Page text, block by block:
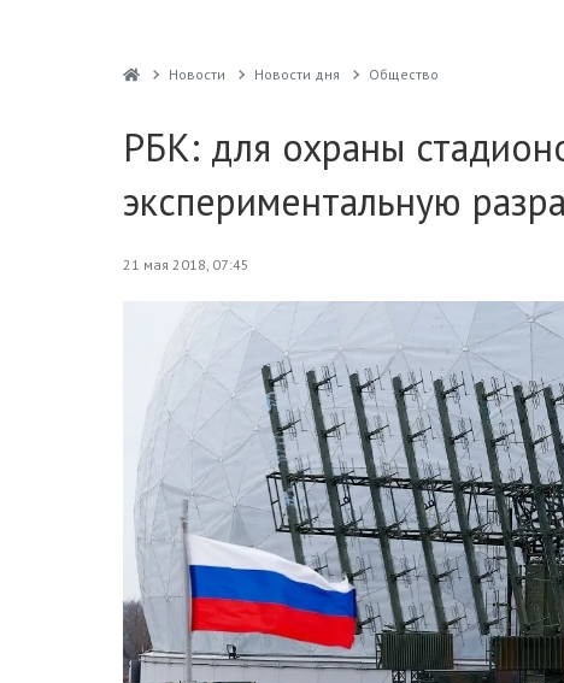
Новости Новости дня Общество
РБК: для охраны
экспериментальную
21 мая 2018, 07:45